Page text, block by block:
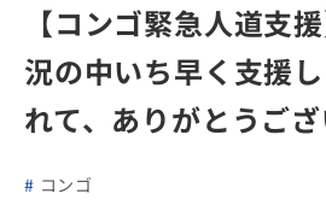
【コンゴ緊急人道支
況の中いち早く支援
れて、ありがとうござ
コンゴ